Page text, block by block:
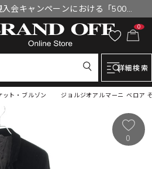
入会キャンペーンにおける「500円
付与漏れと補填について
0
詳細検索
ジョルジオアルマーニ ベロア
ット・ブルゾン
0